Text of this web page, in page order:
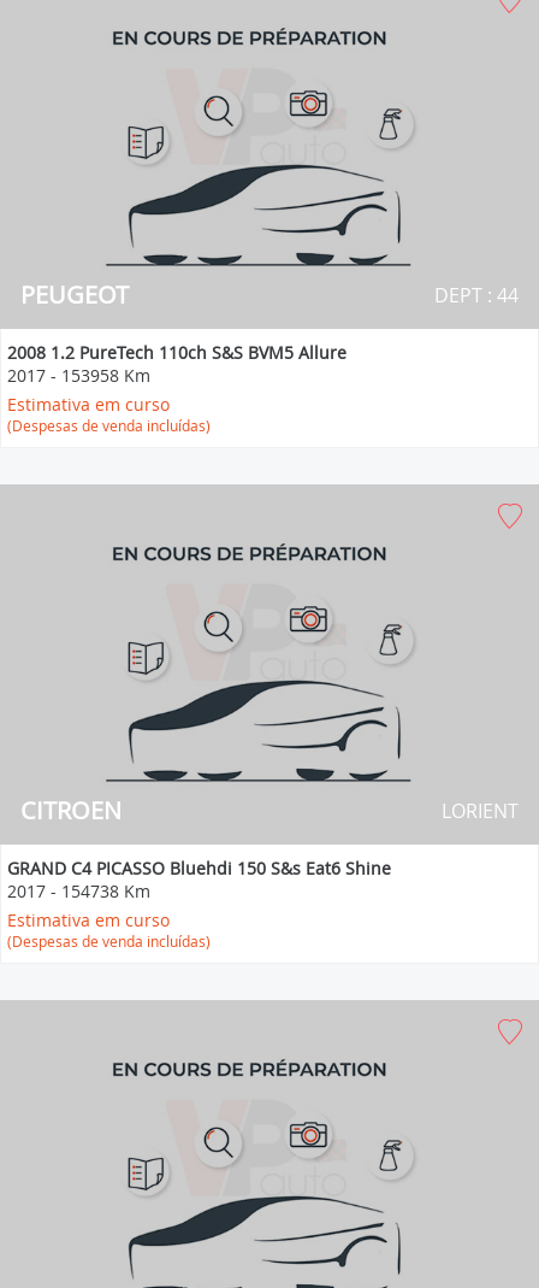
PEUGEOT DEPT : 44
2008 1.2 PureTech 110ch S&S BVM5 Allure
2017 - 153958 Km
Estimativa em curso
(Despesas de venda incluídas)
CITROEN LORIENT
GRAND C4 PICASSO Bluehdi 150 S&s Eat6 Shine
2017 - 154738 Km
Estimativa em curso
(Despesas de venda incluídas)